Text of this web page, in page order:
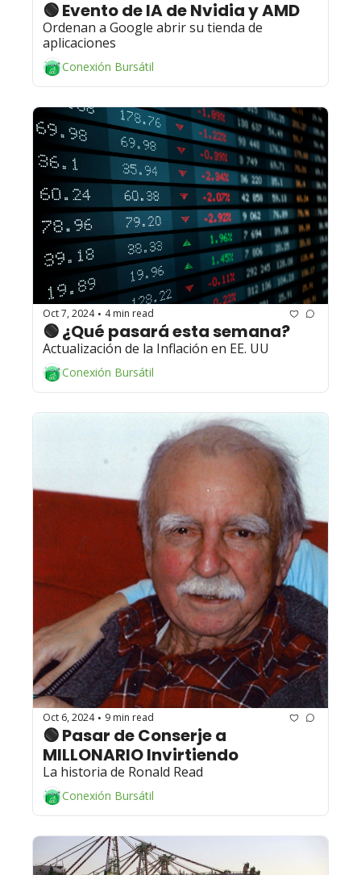
Ordenan a Google abrir su tienda de
aplicaciones
Conexión Bursátil
Oct 7, 2024 • 4 min read
Actualización de la Inflación en EE. UU
Conexión Bursátil
Oct 6, 2024 • 9 min read
🟢 Pasar de Conserje a
La historia de Ronald Read
Conexión Bursátil